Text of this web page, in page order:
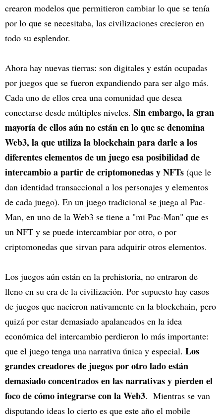
crearon modelos que permitieron cambiar lo que se tenía
por lo que se necesitaba, las civilizaciones crecieron en
todo su esplendor.
Ahora hay nuevas tierras: son digitales y están ocupadas
por juegos que se fueron expandiendo para ser algo más.
Cada uno de ellos crea una comunidad que desea
conectarse desde múltiples niveles. Sin embargo, la gran
mayoría de ellos aún no están en lo que se denomina
Web3, la que utiliza la blockchain para darle a los
diferentes elementos de un juego esa posibilidad de
intercambio a partir de criptomonedas y NFTs (que le
dan identidad transaccional a los personajes y elementos
de cada juego). En un juego tradicional se juega al Pac-
Man, en uno de la Web3 se tiene a "mi Pac-Man" que es
un NFT y se puede intercambiar por otro, o por
criptomonedas que sirvan para adquirir otros elementos.
Los juegos aún están en la prehistoria, no entraron de
lleno en su era de la civilización. Por supuesto hay casos
de juegos que nacieron nativamente en la blockchain, pero
quizá por estar demasiado apalancados en la idea
económica del intercambio perdieron lo más importante:
que el juego tenga una narrativa única y especial. Los
grandes creadores de juegos por otro lado están
demasiado concentrados en las narrativas y pierden el
foco de cómo integrarse con la Web3. Mientras se van
disputando ideas lo cierto es que este año el mobile